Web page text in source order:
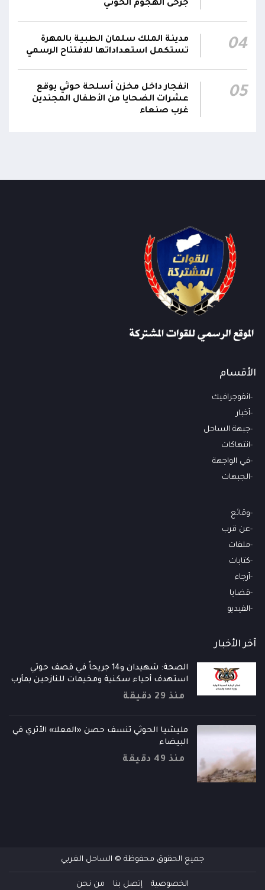
جرحى الهجوم الحوثي
04
مدينة الملك سلمان الطبية بالمهرة
تستكمل استعداداتها للافتتاح الرسمي
05
انفجار داخل مخزن أسلحة حوثي يوقع
عشرات الضحايا من الأطفال المجندين
غرب صنعاء
الأقسام
انفوجرافيك
أخبار
جبهة الساحل
انتهاكات
في الواجهة
الجبهات
وقائع
عن قرب
ملفات
كتابات
أرجاء
قضايا
الفيديو
آخر الأخبار
الصحة: شهيدان و14 جريحاً في قصف حوثي
استهدف أحياء سكنية ومخيمات للنازحين بمأرب
منذ 29 دقيقة
مليشيا الحوثي تنسف حصن «المعلا» الأثري في
البيضاء
منذ 49 دقيقة
جميع الحقوق محفوظة © الساحل الغربي
الخصوصية إتصل بنا من نحن